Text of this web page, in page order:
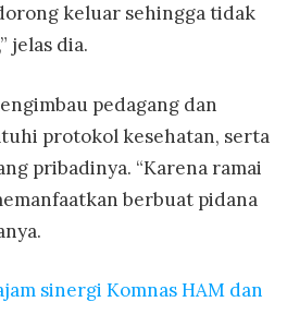
keluar sehingga tidak
jelas dia.
pedagang dan
protokol kesehatan, serta
pribadinya. “Karena ramai
berbuat pidana
sinergi Komnas HAM dan